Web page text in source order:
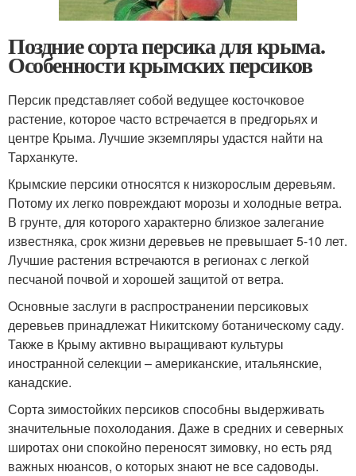
Поздние сорта персика для крыма.
Особенности крымских персиков
Персик представляет собой ведущее косточковое
растение, которое часто встречается в предгорьях и
центре Крыма. Лучшие экземпляры удастся найти на
Тарханкуте.
Крымские персики относятся к низкорослым деревьям.
Потому их легко повреждают морозы и холодные ветра.
В грунте, для которого характерно близкое залегание
известняка, срок жизни деревьев не превышает 5-10 лет.
Лучшие растения встречаются в регионах с легкой
песчаной почвой и хорошей защитой от ветра.
Основные заслуги в распространении персиковых
деревьев принадлежат Никитскому ботаническому саду.
Также в Крыму активно выращивают культуры
иностранной селекции – американские, итальянские,
канадские.
Сорта зимостойких персиков способны выдерживать
значительные похолодания. Даже в средних и северных
широтах они спокойно переносят зимовку, но есть ряд
важных нюансов, о которых знают не все садоводы.